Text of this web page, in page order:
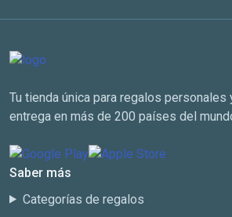
Tu tienda única para regalos
entrega en más de 200 países del
Saber más
Categorías de regalos